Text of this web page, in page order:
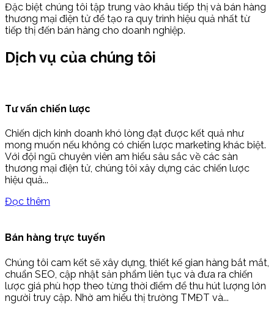
Đặc biệt chúng tôi tập trung vào khâu tiếp thị và bán hàng
thương mại điện tử để tạo ra quy trình hiệu quả nhất từ
tiếp thị đến bán hàng cho doanh nghiệp.
Dịch vụ của chúng tôi
Tư vấn chiến lược
Chiến dịch kinh doanh khó lòng đạt được kết quả như
mong muốn nếu không có chiến lược marketing khác biệt.
Với đội ngũ chuyên viên am hiểu sâu sắc về các sàn
thương mại điện tử, chúng tôi xây dựng các chiến lược
hiệu quả...
Đọc thêm
Bán hàng trực tuyến
Chúng tôi cam kết sẽ xây dựng, thiết kế gian hàng bắt mắt,
chuẩn SEO, cập nhật sản phẩm liên tục và đưa ra chiến
lược giá phù hợp theo từng thời điểm để thu hút lượng lớn
người truy cập. Nhờ am hiểu thị trường TMĐT và...